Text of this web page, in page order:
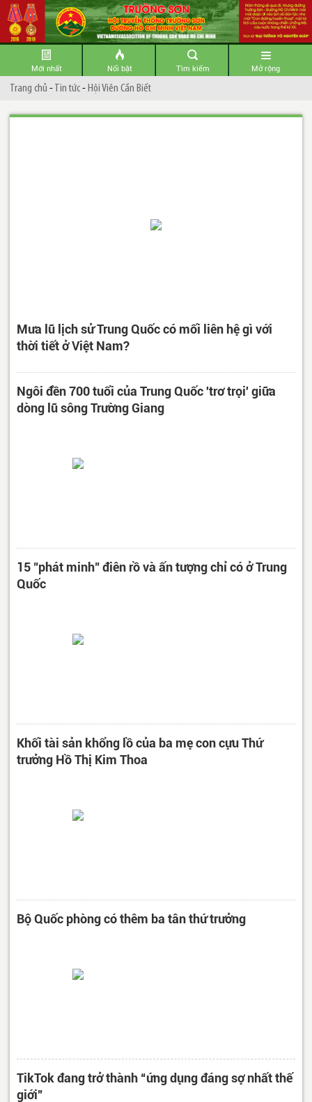
Mới nhất Nổi bật Tìm kiếm Mở rộng
Trang chủ -Tin tức- Hội Viên Cần Biết
Mưa lũ lịch sử Trung Quốc có mối liên hệ gì với
thời tiết ở Việt Nam?
Ngôi đền 700 tuổi của Trung Quốc 'trơ trọi' giữa
dòng lũ sông Trường Giang
15 "phát minh" điên rồ và ấn tượng chỉ có ở Trung
Quốc
Khối tài sản khổng lồ của ba mẹ con cựu Thứ
trưởng Hồ Thị Kim Thoa
Bộ Quốc phòng có thêm ba tân thứ trưởng
TikTok đang trở thành “ứng dụng đáng sợ nhất thế
giới”